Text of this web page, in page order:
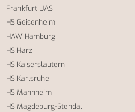
Frankfurt UAS
HS Geisenheim
HAW Hamburg
HS Harz
HS Kaiserslautern
HS Karlsruhe
HS Mannheim
HS Magdeburg-Stendal